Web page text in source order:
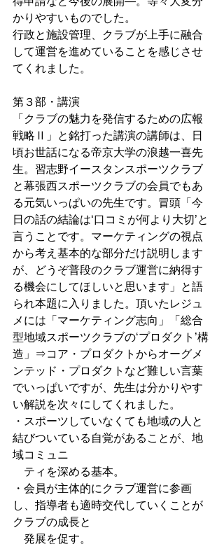
かりやすいものでした。
行政と施設管理、クラブが上手に融合
して運営を進めていることを感じさせ
てくれました。
第３部・講演
「クラブの魅力を発信するための広報
戦略Ⅱ」と銘打った講演の講師は、日
頃お世話になる帝京大学の浪越一喜先
生。習志野イースタンスポーツクラブ
と幕張西スポーツクラブの会員でもあ
る元気いっぱいの先生です。冒頭「今
日の話の結論は‘口コミが何より大切’と
言うことです。マーケティングの視点
から考え基本的な部分だけ説明します
が、どうぞ普段のクラブ運営に納得す
る機会にしてほしいと思います」と語
られ本題に入りました。頂いたレジュ
メには「マーケティング志向」「総合
型地域スポーツクラブの‘プロダクト’構
造」⇒コア・プロダクトからオーグメ
ンテッド・プロダクトなど難しい言葉
でいっぱいですが、先生は分かりやす
い解説を次々にしてくれました。
・スポーツしていなくても地域の人と
結びついている自覚があることが、地
域コミュニ
ティを深める基本。
・会員が主体的にクラブ運営に参画
し、指導者も適時交代していくことが
クラブの成長と
発展を促す。